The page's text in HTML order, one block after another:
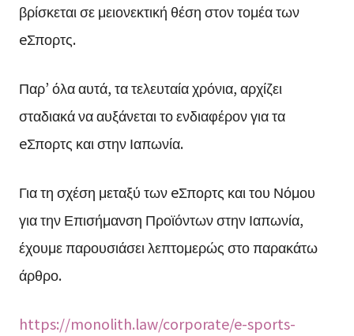
βρίσκεται σε μειονεκτική θέση στον τομέα των
eΣπορτς.
Παρ’ όλα αυτά, τα τελευταία χρόνια, αρχίζει
σταδιακά να αυξάνεται το ενδιαφέρον για τα
eΣπορτς και στην Ιαπωνία.
Για τη σχέση μεταξύ των eΣπορτς και του Νόμου
για την Επισήμανση Προϊόντων στην Ιαπωνία,
έχουμε παρουσιάσει λεπτομερώς στο παρακάτω
άρθρο.
https://monolith.law/corporate/e-sports-